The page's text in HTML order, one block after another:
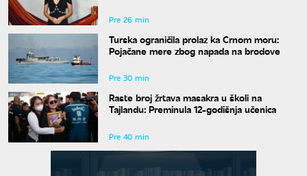
Pre 26 min
Turska ograničila prolaz ka Crnom moru:
Pojačane mere zbog napada na brodove
Pre 30 min
Raste broj žrtava masakra u školi na
Tajlandu: Preminula 12-godišnja učenica
Pre 40 min